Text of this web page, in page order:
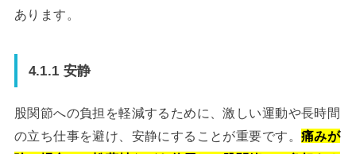
あります。
4.1.1 安静
股関節への負担を軽減するために、激しい運動や長時間
の立ち仕事を避け、安静にすることが重要です。 痛みが